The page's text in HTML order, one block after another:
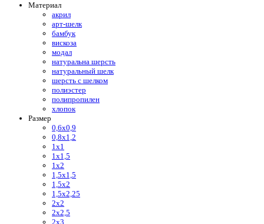
Материал
акрил
арт-шелк
бамбук
вискоза
модал
натуральна шерсть
натуральный шелк
шерсть с шелком
полиэстер
полипропилен
хлопок
Размер
0,6х0,9
0,8х1,2
1х1
1х1,5
1х2
1,5х1,5
1,5х2
1,5х2,25
2х2
2х2,5
2х3